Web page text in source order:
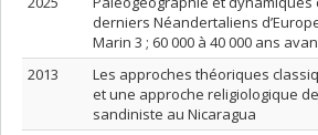
derniers Néandertaliens
Marin 3 ; 60 000 à 40 000 ans
2013
Les approches théoriques
et une approche religiologique
sandiniste au Nicaragua